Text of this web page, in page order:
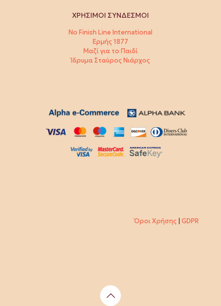
ΧΡΗΣΙΜΟΙ ΣΥΝΔΕΣΜΟΙ
No Finish Line International
Ερμής 1877
Μαζί για το Παιδί
Ίδρυμα Σταύρος Νιάρχος
Όροι Χρήσης GDPR